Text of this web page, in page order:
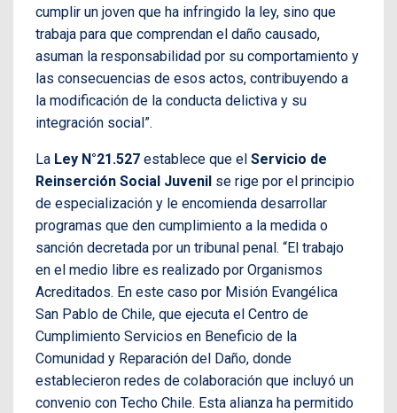
cumplir un joven que ha infringido la ley, sino que
trabaja para que comprendan el daño causado,
asuman la responsabilidad por su comportamiento y
las consecuencias de esos actos, contribuyendo a
la modificación de la conducta delictiva y su
integración social”.
La Ley N°21.527 establece que el Servicio de
Reinserción Social Juvenil se rige por el principio
de especialización y le encomienda desarrollar
programas que den cumplimiento a la medida o
sanción decretada por un tribunal penal. “El trabajo
en el medio libre es realizado por Organismos
Acreditados. En este caso por Misión Evangélica
San Pablo de Chile, que ejecuta el Centro de
Cumplimiento Servicios en Beneficio de la
Comunidad y Reparación del Daño, donde
establecieron redes de colaboración que incluyó un
convenio con Techo Chile. Esta alianza ha permitido